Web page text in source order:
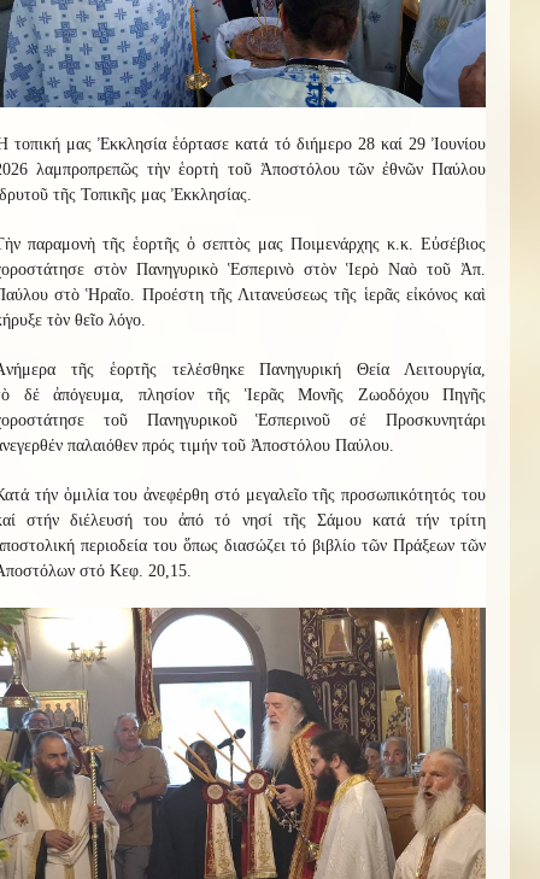
τοπική μας Ἐκκλησία ἑόρτασε κατά τό διήμερο 28 καί 29 Ἰουνίου
λαμπροπρεπῶς τὴν ἑορτὴ τοῦ Ἀποστόλου τῶν ἐθνῶν Παύλου
τῆς Τοπικῆς μας Ἐκκλησίας.
παραμονὴ τῆς ἑορτῆς ὁ σεπτὸς μας Ποιμενάρχης κ.κ. Εὐσέβιος
στὸν Πανηγυρικὸ Ἑσπερινὸ στὸν Ἱερὸ Ναὸ τοῦ Ἀπ.
στὸ Ἡραῖο. Προέστη τῆς Λιτανεύσεως τῆς ἱερᾶς εἰκόνος καὶ
τὸν θεῖο λόγο.
τῆς ἑορτῆς τελέσθηκε
Πανηγυρική Θεία Λειτουργία,
δέἀπόγευμα, πλησίον τῆς Ἱερᾶς Μονῆς Ζωοδόχου Πηγῆς
τοῦ Πανηγυρικοῦ Ἑσπερινοῦ σέ Προσκυνητάρι
παλαιόθεν πρός τιμήν τοῦ Ἀποστόλου Παύλου.
τήν ὁμιλία του ἀνεφέρθη στό μεγαλεῖο τῆς προσωπικότητός του
στήν διέλευσή του ἀπό τό νησί τῆς Σάμου κατά τήν τρίτη
περιοδεία του ὅπως διασώζει τό βιβλίο τῶν Πράξεων τῶν
στό Κεφ. 20,15.